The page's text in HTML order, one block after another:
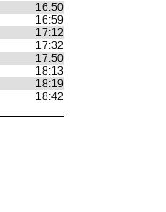
16:50
16:59
17:12
17:32
17:50
18:13
18:19
18:42